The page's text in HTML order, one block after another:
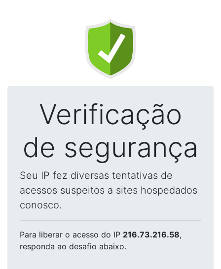
Verificação
de segurança
Seu IP fez diversas tentativas de
acessos suspeitos a sites hospedados
conosco.
Para liberar o acesso do IP 216.73.216.58,
responda ao desafio abaixo.